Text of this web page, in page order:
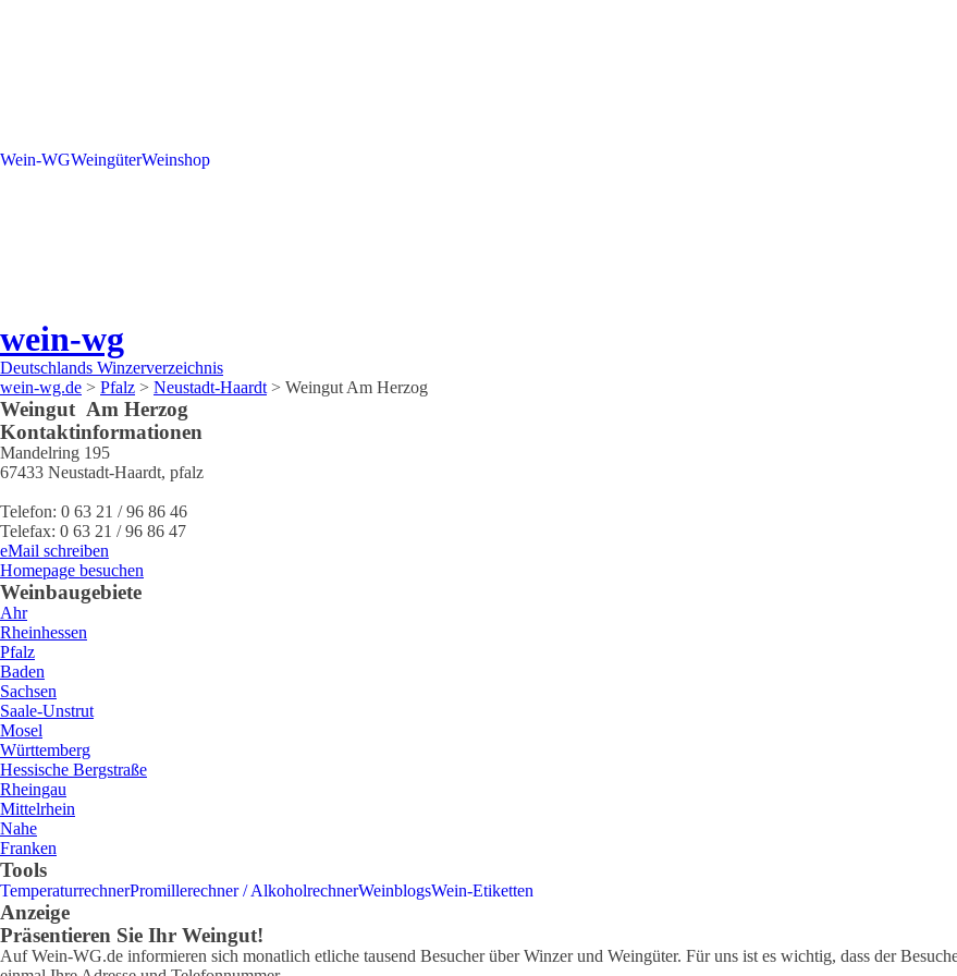
Wein-WGWeingüterWeinshop
wein-wg
Deutschlands Winzerverzeichnis
wein-wg.de > Pfalz > Neustadt-Haardt > Weingut Am Herzog
Weingut Am Herzog
Kontaktinformationen
Mandelring 195
67433 Neustadt-Haardt, pfalz
Telefon: 0 63 21 / 96 86 46
Telefax: 0 63 21 / 96 86 47
eMail schreiben
Homepage besuchen
Weinbaugebiete
Ahr
Rheinhessen
Pfalz
Baden
Sachsen
Saale-Unstrut
Mosel
Württemberg
Hessische Bergstraße
Rheingau
Mittelrhein
Nahe
Franken
Tools
TemperaturrechnerPromillerechner / AlkoholrechnerWeinblogsWein-Etiketten
Anzeige
Präsentieren Sie Ihr Weingut!
Auf Wein-WG.de informieren sich monatlich etliche tausend Besucher über Winzer und Weingüter. Für uns ist es wichtig, dass der